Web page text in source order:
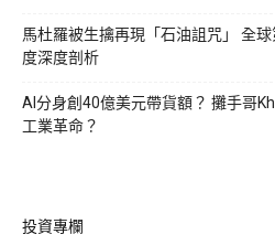
馬杜羅被生擒再現「石油詛咒」 全
度深度剖析
AI分身創40億美元帶貨額？ 攤手哥
工業革命？
投資專欄